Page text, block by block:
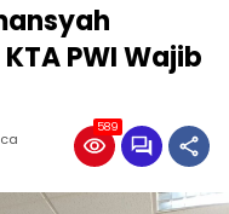
PWI Wajib
589